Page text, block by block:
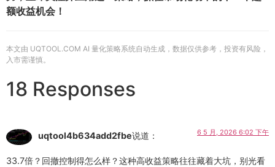
额收益机会！
本文由 UQTOOL.COM AI 量化策略系统自动生成，数据仅供参考，投资有风险，
入市需谨慎。
18 Responses
uqtool4b634add2fbe说道： 6 5 月, 2026 6:02 下午
33.7倍？回撤控制得怎么样？这种高收益策略往往藏着大坑，别光看